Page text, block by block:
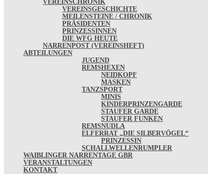
VEREINSCHRONIK
VEREINSGESCHICHTE
MEILENSTEINE / CHRONIK
PRÄSIDENTEN
PRINZESSINNEN
DIE WFG HEUTE
NARRENPOST (VEREINSHEFT)
ABTEILUNGEN
JUGEND
REMSHEXEN
NEIDKOPF
MASKEN
TANZSPORT
MINIS
KINDERPRINZENGARDE
STAUFER GARDE
STAUFER FUNKEN
REMSNUDLA
ELFERRAT „DIE SILBERVÖGEL“
PRINZESSIN
SCHALLWELLENRUMPLER
WAIBLINGER NARRENTAGE GBR
VERANSTALTUNGEN
KONTAKT